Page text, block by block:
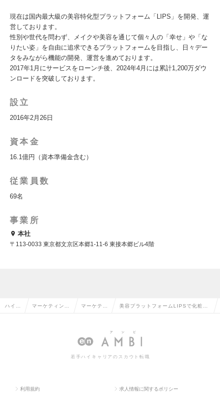
現在は国内最大級の美容特化型プラットフォーム「LIPS」を開発、運
営しております。
性別や世代を問わず、メイクや美容を通じて個々人の「幸せ」や「な
りたい姿」を自由に追求できるプラットフォームを目指し、日々デー
タをみながら機能の開発、運営を進めております。
2017年1月にサービスをローンチ後、2024年4月には累計1,200万ダウ
ンロードを突破しております。
設立
2016年2月26日
資本金
16.1億円（資本準備金含む）
従業員数
69名
事業所
本社
〒113-0033 東京都文京区本郷1-11-6 東接本郷ビル4階
ハイク マーケティン マーケティ
企画の転職
美容プラットフォームLIPSで化粧品
を担うディレクター募集！の求人情
若手ハイキャリアのスカウト転職
利用規約 求人情報に関するポリシー